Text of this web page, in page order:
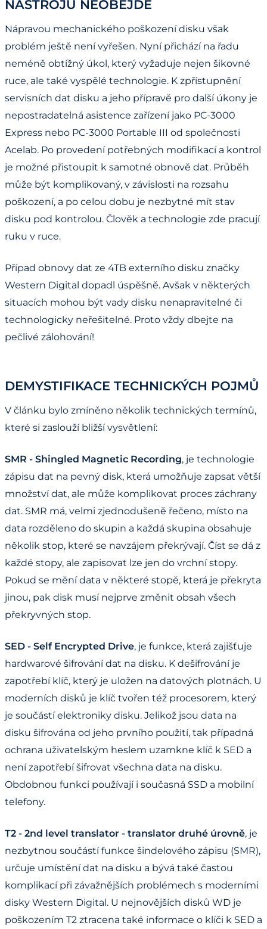
NÁSTROJŮ NEOBEJDE
Nápravou mechanického poškození disku však
problém ještě není vyřešen. Nyní přichází na řadu
neméně obtížný úkol, který vyžaduje nejen šikovné
ruce, ale také vyspělé technologie. K zpřístupnění
servisních dat disku a jeho přípravě pro další úkony je
nepostradatelná asistence zařízení jako PC-3000
Express nebo PC-3000 Portable III od společnosti
Acelab. Po provedení potřebných modifikací a kontrol
je možné přistoupit k samotné obnově dat. Průběh
může být komplikovaný, v závislosti na rozsahu
poškození, a po celou dobu je nezbytné mít stav
disku pod kontrolou. Člověk a technologie zde pracují
ruku v ruce.
Případ obnovy dat ze 4TB externího disku značky
Western Digital dopadl úspěšně. Avšak v některých
situacích mohou být vady disku nenapravitelné či
technologicky neřešitelné. Proto vždy dbejte na
pečlivé zálohování!
DEMYSTIFIKACE TECHNICKÝCH POJMŮ
V článku bylo zmíněno několik technických termínů,
které si zaslouží bližší vysvětlení:
SMR - Shingled Magnetic Recording, je technologie
zápisu dat na pevný disk, která umožňuje zapsat větší
množství dat, ale může komplikovat proces záchrany
dat. SMR má, velmi zjednodušeně řečeno, místo na
data rozděleno do skupin a každá skupina obsahuje
několik stop, které se navzájem překrývají. Číst se dá z
každé stopy, ale zapisovat lze jen do vrchní stopy.
Pokud se mění data v některé stopě, která je překryta
jinou, pak disk musí nejprve změnit obsah všech
překryvných stop.
SED - Self Encrypted Drive, je funkce, která zajišťuje
hardwarové šifrování dat na disku. K dešifrování je
zapotřebí klíč, který je uložen na datových plotnách. U
moderních disků je klíč tvořen též procesorem, který
je součástí elektroniky disku. Jelikož jsou data na
disku šifrována od jeho prvního použití, tak případná
ochrana uživatelským heslem uzamkne klíč k SED a
není zapotřebí šifrovat všechna data na disku.
Obdobnou funkci používají i současná SSD a mobilní
telefony.
T2 - 2nd level translator - translator druhé úrovně, je
nezbytnou součástí funkce šindelového zápisu (SMR),
určuje umístění dat na disku a bývá také častou
komplikací při závažnějších problémech s moderními
disky Western Digital. U nejnovějších disků WD je
poškozením T2 ztracena také informace o klíči k SED a